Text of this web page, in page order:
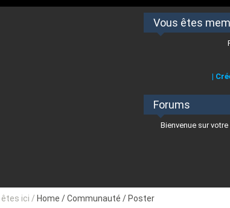
Prévisions météo pour les jours à
l'actualité des stations des Alpes-Maritimes
Vous êtes
|
Forums
Bienvenue sur
êtes ici / Home / Communauté / Poster